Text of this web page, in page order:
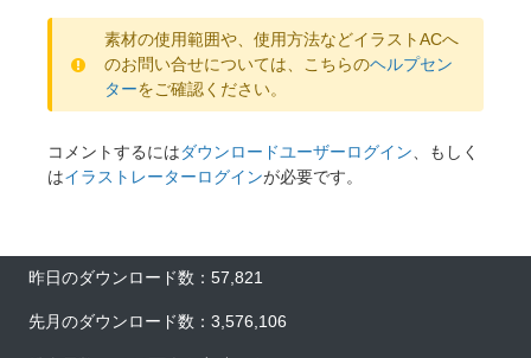
素材の使用範囲や、使用方法などイラストACへ
のお問い合せについては、こちらのヘルプセン
ターをご確認ください。
コメントするにはダウンロードユーザーログイン、もしく
はイラストレーターログインが必要です。
昨日のダウンロード数：57,821
先月のダウンロード数：3,576,106